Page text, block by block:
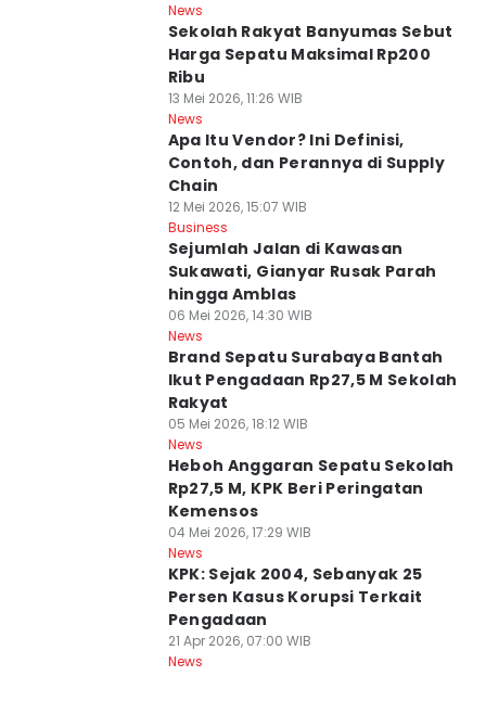
News
Sekolah Rakyat Banyumas Sebut
Harga Sepatu Maksimal Rp200
Ribu
13 Mei 2026, 11:26 WIB
News
Apa Itu Vendor? Ini Definisi,
Contoh, dan Perannya di Supply
Chain
12 Mei 2026, 15:07 WIB
Business
Sejumlah Jalan di Kawasan
Sukawati, Gianyar Rusak Parah
hingga Amblas
06 Mei 2026, 14:30 WIB
News
Brand Sepatu Surabaya Bantah
Ikut Pengadaan Rp27,5 M Sekolah
Rakyat
05 Mei 2026, 18:12 WIB
News
Heboh Anggaran Sepatu Sekolah
Rp27,5 M, KPK Beri Peringatan
Kemensos
04 Mei 2026, 17:29 WIB
News
KPK: Sejak 2004, Sebanyak 25
Persen Kasus Korupsi Terkait
Pengadaan
21 Apr 2026, 07:00 WIB
News